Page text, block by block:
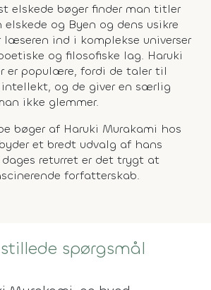
elskede bøger finder man titler
elskede og Byen og dens usikre
læseren ind i komplekse universer
og filosofiske lag. Haruki
er populære, fordi de taler til
og de giver en særlig
ikke glemmer.
bøger af Haruki Murakami hos
et bredt udvalg af hans
returret er det trygt at
forfatterskab.
spørgsmål